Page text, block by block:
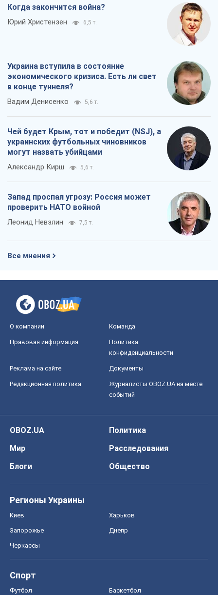
Когда закончится война?
Юрий Христензен 6,5 т.
Украина вступила в состояние
экономического кризиса. Есть ли свет
в конце туннеля?
Вадим Денисенко 5,6 т.
Чей будет Крым, тот и победит (NSJ), а
украинских футбольных чиновников
могут назвать убийцами
Александр Кирш 5,6 т.
Запад проспал угрозу: Россия может
проверить НАТО войной
Леонид Невзлин 7,5 т.
Все мнения
О компании Команда
Правовая информация
Политика
конфиденциальности
Реклама на сайте Документы
Редакционная политика
Журналисты OBOZ.UA на месте
событий
OBOZ.UA
Политика
Мир
Расследования
Блоги
Общество
Регионы Украины
Киев Харьков
Запорожье Днепр
Черкассы
Спорт
Футбол Баскетбол